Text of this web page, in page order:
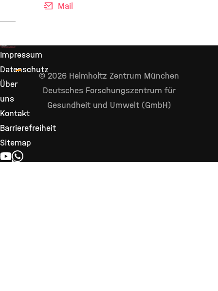
Mail
Impressum
Datenschutz
Über
uns
Kontakt
Barrierefreiheit
Sitemap
YOUTUBE
WHATSAPP
© 2026 Helmholtz Zentrum München
Deutsches Forschungszentrum für
Gesundheit und Umwelt (GmbH)